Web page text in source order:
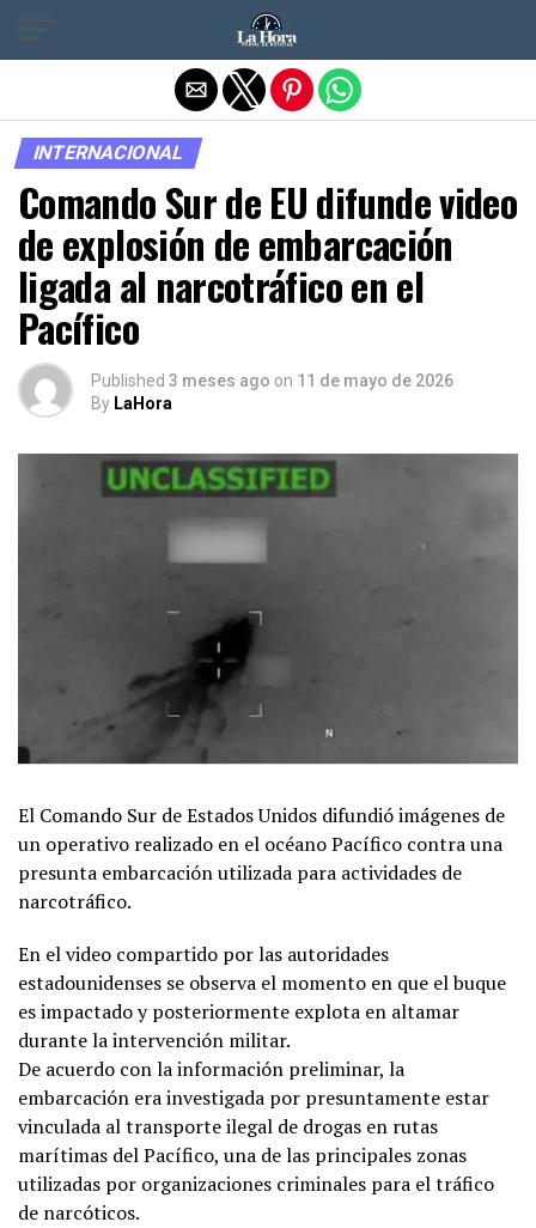
INTERNACIONAL
Comando Sur de EU difunde video
de explosión de embarcación
ligada al narcotráfico en el
Pacífico
Published 3 meses ago on 11 de mayo de 2026
By LaHora
El Comando Sur de Estados Unidos difundió imágenes de
un operativo realizado en el océano Pacífico contra una
presunta embarcación utilizada para actividades de
narcotráfico.
En el video compartido por las autoridades
estadounidenses se observa el momento en que el buque
es impactado y posteriormente explota en altamar
durante la intervención militar.
De acuerdo con la información preliminar, la
embarcación era investigada por presuntamente estar
vinculada al transporte ilegal de drogas en rutas
marítimas del Pacífico, una de las principales zonas
utilizadas por organizaciones criminales para el tráfico
de narcóticos.
Salir de la versión móvil